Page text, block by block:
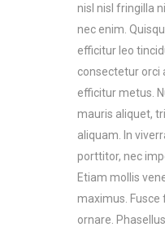
nisl nisl fringilla
nec enim.
efficitur leo
consectetur orci
efficitur metus.
mauris aliquet,
aliquam. In
porttitor, nec
Etiam mollis
maximus. Fusce
ornare.